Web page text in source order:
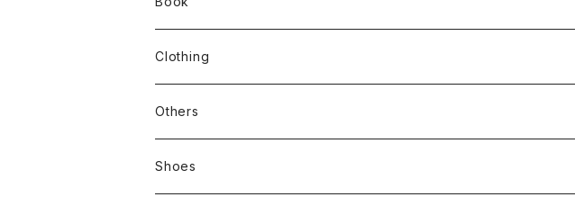
stacks
新刊本
Zine、Other
Clothing
Tees
Sweatshirts
Others
Mixcd
Shoes